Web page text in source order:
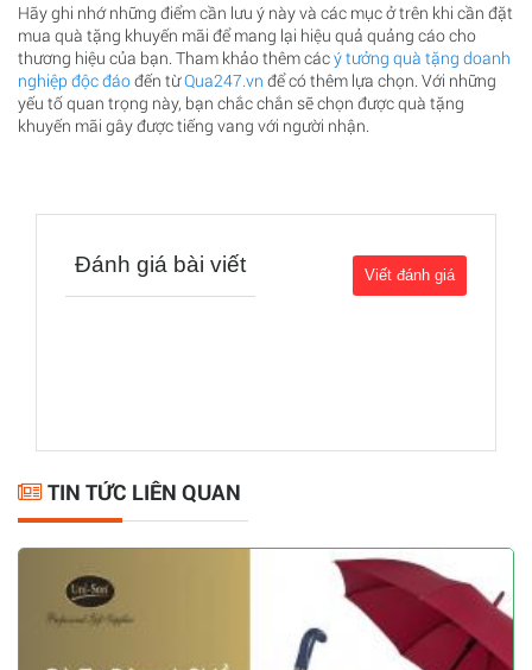
Hãy ghi nhớ những điểm cần lưu ý này và các mục ở trên khi cần đặt
mua quà tặng khuyến mãi để mang lại hiệu quả quảng cáo cho
thương hiệu của bạn. Tham khảo thêm cácý tưởng quà tặng doanh
nghiệp độc đáođến từQua247.vn để có thêm lựa chọn. Với những
yếu tố quan trọng này, bạn chắc chắn sẽ chọn được quà tặng
khuyến mãi gây được tiếng vang với người nhận.
Đánh giá bài viết
TIN TỨC LIÊN QUAN